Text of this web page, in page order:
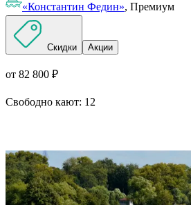
«Константин Федин», Премиум
Скидки Акции
от 82 800 ₽
Свободно кают: 12